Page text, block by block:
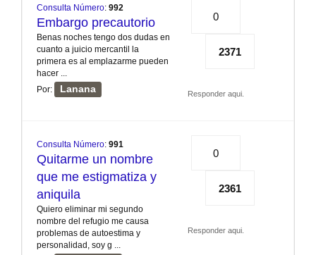
Consulta Número: 992
Embargo precautorio
Benas noches tengo dos dudas en
cuanto a juicio mercantil la
primera es al emplazarme pueden
hacer ...
Por:
Lanana
0
2371
Responder aqui.
Consulta Número: 991
Quitarme un nombre
que me estigmatiza y
aniquila
Quiero eliminar mi segundo
nombre del refugio me causa
problemas de autoestima y
personalidad, soy g ...
0
2361
Responder aqui.